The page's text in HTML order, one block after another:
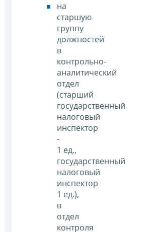
на
старшую
группу
должностей
в
контрольно-
аналитический
отдел
(старший
государственный
налоговый
инспектор
-
1 ед.,
государственный
налоговый
инспектор
1 ед.),
в
отдел
контроля